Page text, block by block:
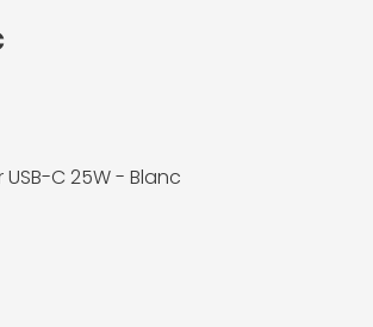
C 25W - Blanc